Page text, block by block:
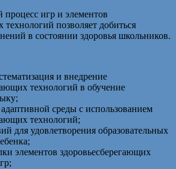
игр и элементов
технологий позволяет добиться
в состоянии здоровья школьников.
и внедрение
технологий в обучение
среды с использованием
технологий;
для удовлетворения образовательных
элементов здоровьесберегающих